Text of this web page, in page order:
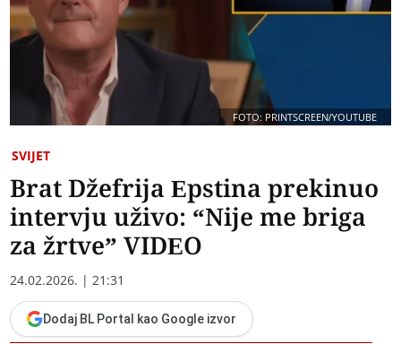
FOTO: PRINTSCREEN/YOUTUBE
SVIJET
Brat Džefrija Epstina prekinuo
intervju uživo: “Nije me briga
za žrtve” VIDEO
24.02.2026. | 21:31
Dodaj BL Portal kao Google izvor